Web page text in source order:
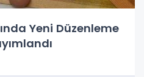
Yeni Düzenleme